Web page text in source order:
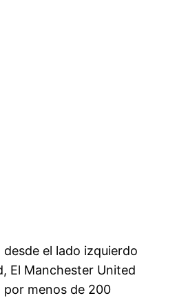
el lado izquierdo
El Manchester United
por menos de 200